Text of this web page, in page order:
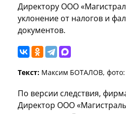
Директору ООО
уклонение от налогов и
документов.
Текст: Максим БОТАЛОВ, фото:
По версии следствия,
Директор ООО